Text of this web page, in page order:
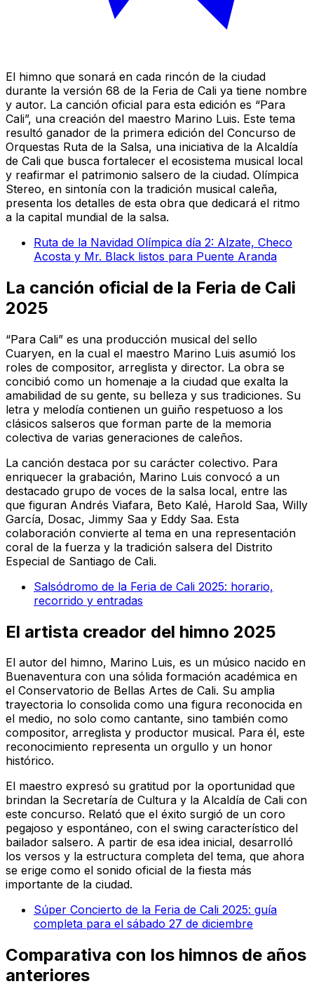
El himno que sonará en cada rincón de la ciudad
durante la versión 68 de la Feria de Cali ya tiene nombre
y autor. La canción oficial para esta edición es “Para
Cali”, una creación del maestro Marino Luis. Este tema
resultó ganador de la primera edición del Concurso de
Orquestas Ruta de la Salsa, una iniciativa de la Alcaldía
de Cali que busca fortalecer el ecosistema musical local
y reafirmar el patrimonio salsero de la ciudad. Olímpica
Stereo, en sintonía con la tradición musical caleña,
presenta los detalles de esta obra que dedicará el ritmo
a la capital mundial de la salsa.
Ruta de la Navidad Olímpica día 2: Alzate, Checo
Acosta y Mr. Black listos para Puente Aranda
La canción oficial de la Feria de Cali
2025
“Para Cali” es una producción musical del sello
Cuaryen, en la cual el maestro Marino Luis asumió los
roles de compositor, arreglista y director. La obra se
concibió como un homenaje a la ciudad que exalta la
amabilidad de su gente, su belleza y sus tradiciones. Su
letra y melodía contienen un guiño respetuoso a los
clásicos salseros que forman parte de la memoria
colectiva de varias generaciones de caleños.
La canción destaca por su carácter colectivo. Para
enriquecer la grabación, Marino Luis convocó a un
destacado grupo de voces de la salsa local, entre las
que figuran Andrés Viafara, Beto Kalé, Harold Saa, Willy
García, Dosac, Jimmy Saa y Eddy Saa. Esta
colaboración convierte al tema en una representación
coral de la fuerza y la tradición salsera del Distrito
Especial de Santiago de Cali.
Salsódromo de la Feria de Cali 2025: horario,
recorrido y entradas
El artista creador del himno 2025
El autor del himno, Marino Luis, es un músico nacido en
Buenaventura con una sólida formación académica en
el Conservatorio de Bellas Artes de Cali. Su amplia
trayectoria lo consolida como una figura reconocida en
el medio, no solo como cantante, sino también como
compositor, arreglista y productor musical. Para él, este
reconocimiento representa un orgullo y un honor
histórico.
El maestro expresó su gratitud por la oportunidad que
brindan la Secretaría de Cultura y la Alcaldía de Cali con
este concurso. Relató que el éxito surgió de un coro
pegajoso y espontáneo, con el swing característico del
bailador salsero. A partir de esa idea inicial, desarrolló
los versos y la estructura completa del tema, que ahora
se erige como el sonido oficial de la fiesta más
importante de la ciudad.
Súper Concierto de la Feria de Cali 2025: guía
completa para el sábado 27 de diciembre
Comparativa con los himnos de años
anteriores